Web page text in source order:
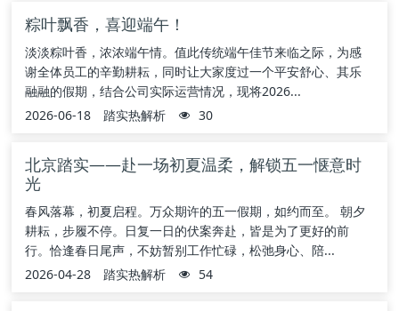
粽叶飘香，喜迎端午！
淡淡粽叶香，浓浓端午情。值此传统端午佳节来临之际，为感
谢全体员工的辛勤耕耘，同时让大家度过一个平安舒心、其乐
融融的假期，结合公司实际运营情况，现将2026...
2026-06-18
踏实热解析 30
北京踏实——赴一场初夏温柔，解锁五一惬意时
光
春风落幕，初夏启程。万众期许的五一假期，如约而至。 朝夕
耕耘，步履不停。日复一日的伏案奔赴，皆是为了更好的前
行。恰逢春日尾声，不妨暂别工作忙碌，松弛身心、陪...
2026-04-28
踏实热解析 54